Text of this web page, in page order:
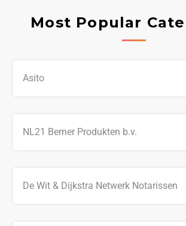
Most Popular
Asito
NL21 Berner Produkten b.v.
De Wit & Dijkstra Netwerk Notarissen